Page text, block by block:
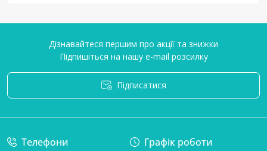
Дізнавайтеся першим про акції та знижки
Підпишіться на нашу e-mail розсилку
Підписатися
Телефони Графік роботи